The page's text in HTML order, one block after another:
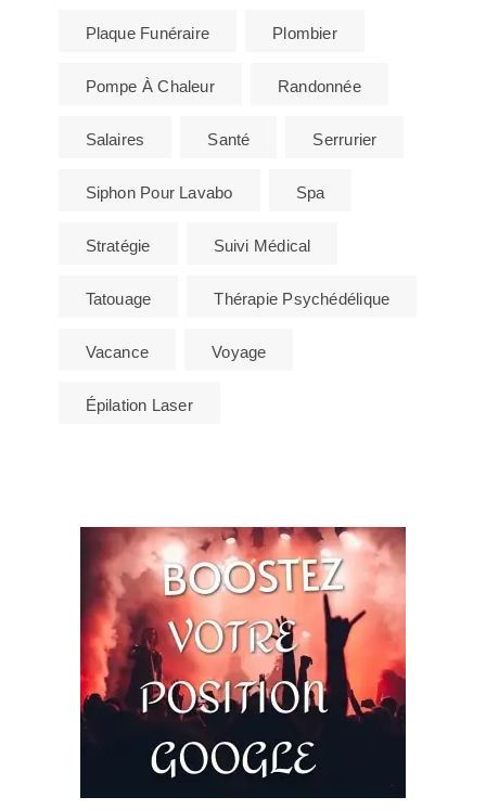
Plaque Funéraire Plombier
Pompe À Chaleur Randonnée
Salaires Santé Serrurier
Siphon Pour Lavabo Spa
Stratégie Suivi Médical
Tatouage Thérapie Psychédélique
Vacance Voyage
Épilation Laser